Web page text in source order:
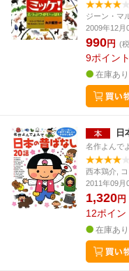
ジーン・マ
2009年12月
990円 (
9ポイント
在庫あり
日
名作よんで
西本鶏介,
2011年09月
1,320円
12ポイン
在庫あり